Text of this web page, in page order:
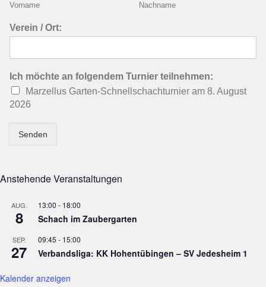
Vorname Nachname
Verein / Ort:
Ich möchte an folgendem Turnier teilnehmen:
Marzellus Garten-Schnellschachturnier am 8. August
2026
Senden
Anstehende Veranstaltungen
AUG.
8
13:00 - 18:00
Schach im Zaubergarten
SEP.
27
09:45 - 15:00
Verbandsliga: KK Hohentübingen – SV Jedesheim 1
Kalender anzeigen